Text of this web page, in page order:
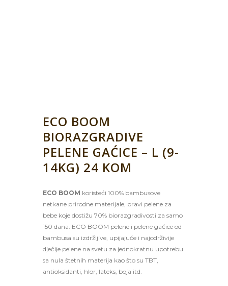
ECO BOOM
BIORAZGRADIVE
PELENE GAĆICE – L (9-
14KG) 24 KOM
ECO BOOM koristeći 100% bambusove
netkane prirodne materijale, pravi pelene za
bebe koje dostižu 70% biorazgradivosti za samo
150 dana. ECO BOOM pelene i pelene gaćice od
bambusa su izdržljive, upijajuće i najodrživije
dječije pelene na svetu za jednokratnu upotrebu
sa nula štetnih materija kao što su TBT,
antioksidanti, hlor, lateks, boja itd.